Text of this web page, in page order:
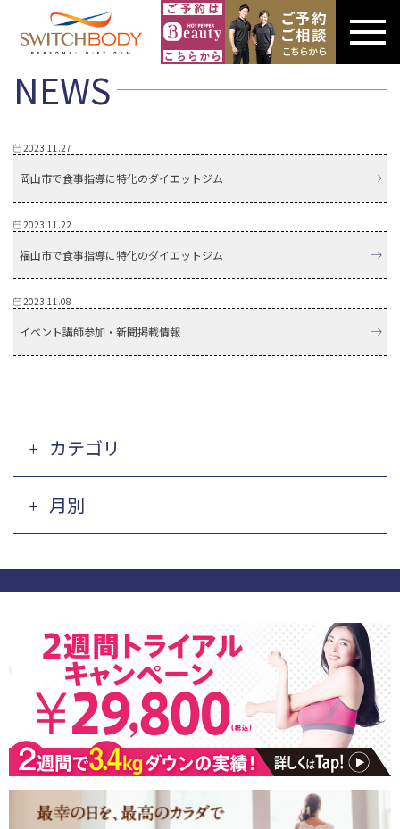
NEWS
2023.11.27
岡山市で食事指導に特化のダイエットジム
2023.11.22
福山市で食事指導に特化のダイエットジム
2023.11.08
イベント講師参加・新聞掲載情報
カテゴリ
月別